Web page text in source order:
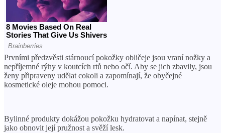
Prvními předzvěsti stárnoucí pokožky obličeje jsou vraní nožky a
nepříjemné rýhy v koutcích rtů nebo očí. Aby se jich zbavily, jsou
ženy připraveny udělat cokoli a zapomínají, že obyčejné
kosmetické oleje mohou pomoci.
Bylinné produkty dokážou pokožku hydratovat a napínat, stejně
jako obnovit její pružnost a svěží lesk.